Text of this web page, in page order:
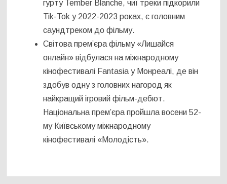
гурту Tember Blanche, чиї треки підкорили
Tik-Tok у 2022-2023 роках, є головним
саундтреком до фільму.
Світова прем’єра фільму «Лишайся
онлайн» відбулася на міжнародному
кінофестивалі Fantasia у Монреалі, де він
здобув одну з головних нагород як
найкращий ігровий фільм-дебют.
Національна премʼєра пройшла восени 52-
му Київському міжнародному
кінофестивалі «Молодість».